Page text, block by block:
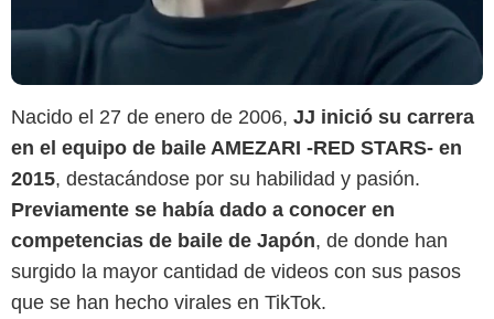
Nacido el 27 de enero de 2006, JJ inició su carrera
en el equipo de baile AMEZARI -RED STARS- en
2015, destacándose por su habilidad y pasión.
Previamente se había dado a conocer en
competencias de baile de Japón, de donde han
surgido la mayor cantidad de videos con sus pasos
que se han hecho virales en TikTok.